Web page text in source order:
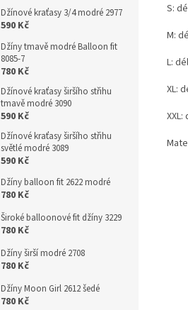
Džínové kraťasy 3/4 modré 2977
590 Kč
Džíny tmavě modré Balloon fit
8085-7
780 Kč
Džínové kraťasy širšího střihu
tmavě modré 3090
590 Kč
Džínové kraťasy širšího střihu
světlé modré 3089
590 Kč
Džíny balloon fit 2622 modré
780 Kč
Široké balloonové fit džíny 3229
780 Kč
Džíny širší modré 2708
780 Kč
Džíny Moon Girl 2612 šedé
780 Kč
S:
M:
L:
XL: